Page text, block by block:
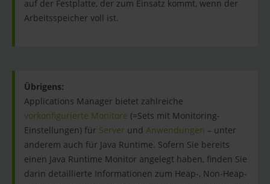
auf der Festplatte, der zum Einsatz kommt, wenn der
Arbeitsspeicher voll ist.
Übrigens:
Applications Manager bietet zahlreiche
vorkonfigurierte Monitore (=Sets mit Monitoring-
Einstellungen) für Server und Anwendungen – unter
anderem auch für Java Runtime. Sofern Sie bereits
einen Java Runtime Monitor angelegt haben, finden Sie
darin detaillierte Informationen zum Heap-, Non-Heap-